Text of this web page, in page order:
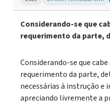
Considerando-se que
requerimento da parte,
Considerando-se que
requerimento da parte,
necessárias à instrução e
apreciando livremente a